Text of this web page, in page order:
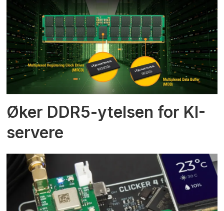
Øker DDR5-ytelsen for KI-
servere